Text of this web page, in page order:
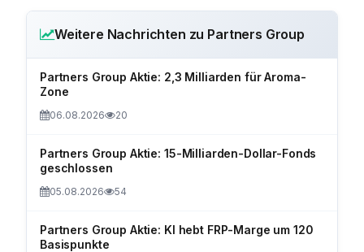
Weitere Nachrichten zu Partners Group
Partners Group Aktie: 2,3 Milliarden für Aroma-
Zone
06.08.2026 20
Partners Group Aktie: 15-Milliarden-Dollar-Fonds
geschlossen
05.08.2026 54
Partners Group Aktie: KI hebt FRP-Marge um 120
Basispunkte